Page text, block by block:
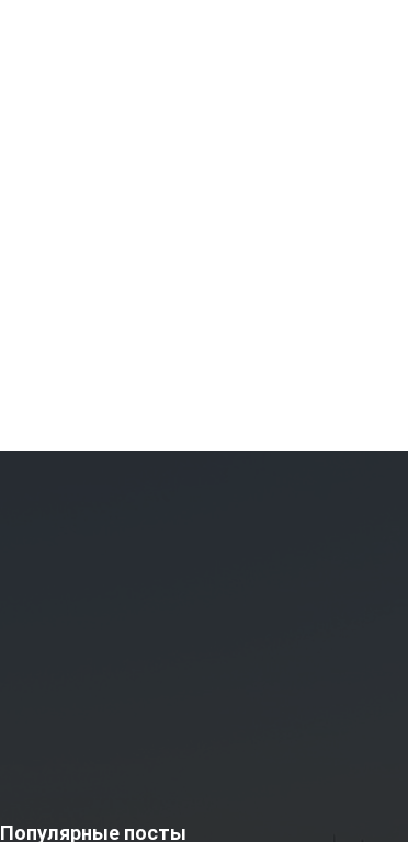
Популярные посты